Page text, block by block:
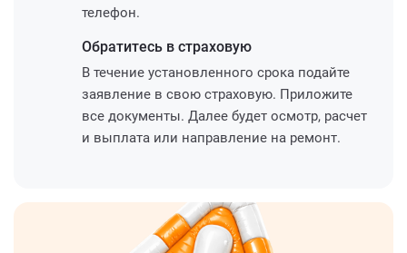
телефон.
Обратитесь в страховую
В течение установленного срока подайте
заявление в свою страховую. Приложите
все документы. Далее будет осмотр, расчет
и выплата или направление на ремонт.